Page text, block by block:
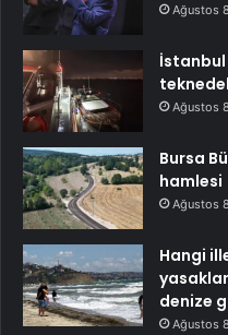
Ağustos
İstanbul
Ağustos
Bursa
hamlesi
Ağustos
Hangi
denize
Ağustos